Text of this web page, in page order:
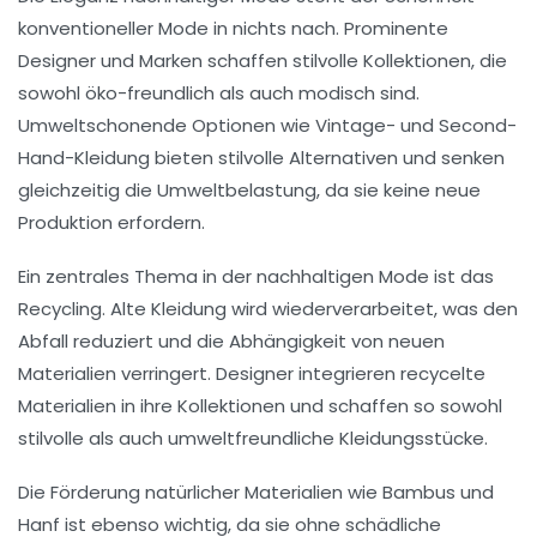
konventioneller Mode in nichts nach. Prominente
Designer und Marken schaffen stilvolle Kollektionen, die
sowohl öko-freundlich als auch modisch sind.
Umweltschonende Optionen wie Vintage- und Second-
Hand-Kleidung bieten stilvolle Alternativen und senken
gleichzeitig die Umweltbelastung, da sie keine neue
Produktion erfordern.
Ein zentrales Thema in der nachhaltigen Mode ist das
Recycling. Alte Kleidung wird wiederverarbeitet, was den
Abfall reduziert und die Abhängigkeit von neuen
Materialien verringert. Designer integrieren recycelte
Materialien in ihre Kollektionen und schaffen so sowohl
stilvolle als auch umweltfreundliche Kleidungsstücke.
Die Förderung natürlicher Materialien wie Bambus und
Hanf ist ebenso wichtig, da sie ohne schädliche